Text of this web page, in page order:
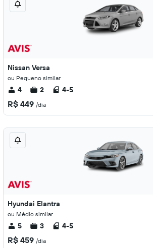
Nissan Versa
ou Pequeno similar
4 2 4-5
R$ 449 /dia
Hyundai Elantra
ou Médio similar
5 3 4-5
R$ 459 /dia